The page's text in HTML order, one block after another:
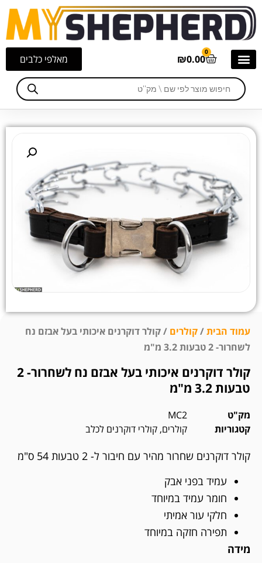
מאלפי כלבים ₪0.00
0
עמוד הבית/קולרים / קולר דוקרנים איכותי בעל אבזם נח
לשחרור- 2 טבעות 3.2 מ"מ
קולר דוקרנים איכותי בעל אבזם נח לשחרור- 2
טבעות 3.2 מ"מ
מק"ט
MC2
קטגוריות
קולרים, קולרי דוקרנים לכלב
קולר דוקרנים שחרור מהיר עם חיבור ל- 2 טבעות 54 ס"מ
עמיד בפני אבק
חומר עמיד במיוחד
חלקי עור אמיתי
תפירה חזקה במיוחד
מידה